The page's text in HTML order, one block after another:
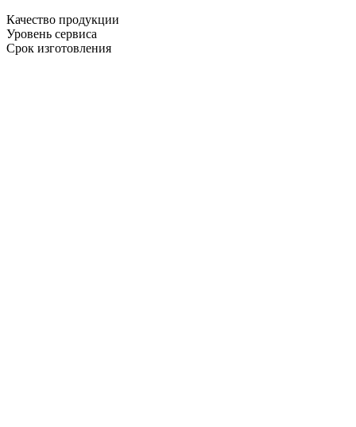
Качество продукции
Уровень сервиса
Срок изготовления